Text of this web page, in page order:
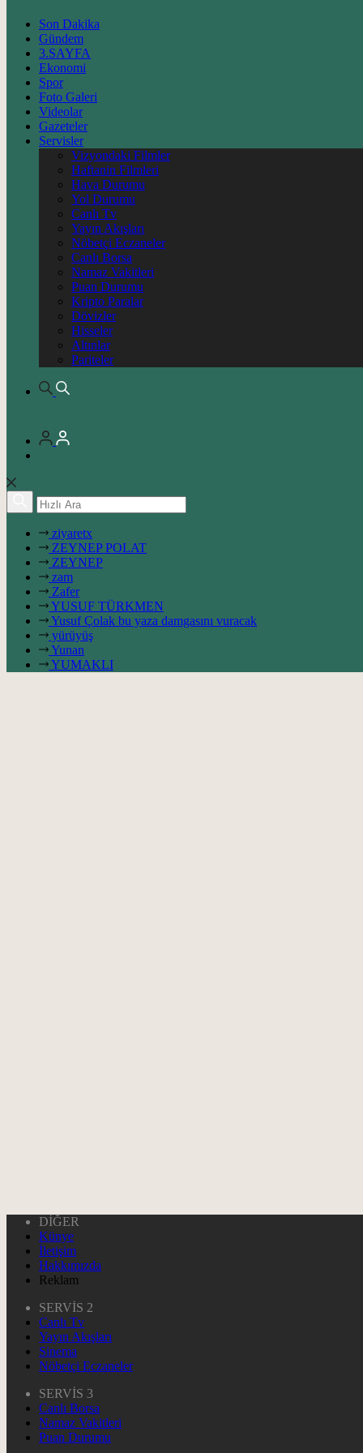
Son Dakika
Gündem
3.SAYFA
Ekonomi
Spor
Foto Galeri
Videolar
Gazeteler
Servisler
Vizyondaki Filmler
Haftanin Filmleri
Hava Durumu
Yol Durumu
Canlı Tv
Yayın Akışları
Nöbetçi Eczaneler
Canlı Borsa
Namaz Vakitleri
Puan Durumu
Kripto Paralar
Dövizler
Hisseler
Altınlar
Pariteler
ziyaretx
ZEYNEP POLAT
ZEYNEP
zam
Zafer
YUSUF TÜRKMEN
Yusuf Çolak bu yaza damgasını vuracak
yürüyüş
Yunan
YUMAKLI
DİĞER
Künye
İletişim
Hakkımızda
Reklam
SERVİS 2
Canlı Tv
Yayın Akışları
Sinema
Nöbetçi Eczaneler
SERVİS 3
Canlı Borsa
Namaz Vakitleri
Puan Durumu